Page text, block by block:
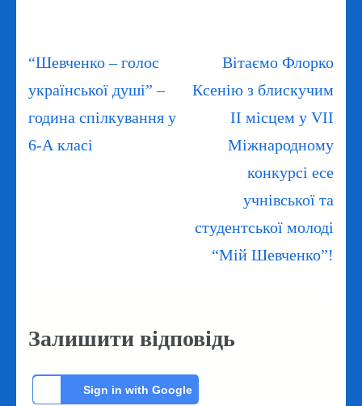
Навігація
записів
“Шевченко – голос
української душі” –
година спілкування у
6-А класі
Вітаємо Флорко
Ксенію з блискучим
ІІ місцем у VII
Міжнародному
конкурсі есе
учнівської та
студентської молоді
“Мій Шевченко”!
Залишити відповідь
Sign in with Google